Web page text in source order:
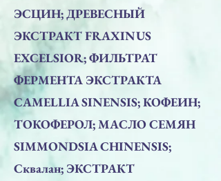
ЭСЦИН; ДРЕВЕСНЫЙ
ЭКСТРАКТ FRAXINUS
EXCELSIOR; ФИЛЬТРАТ
ФЕРМЕНТА ЭКСТРАКТА
CAMELLIA SINENSIS; КОФЕИН;
ТОКОФЕРОЛ; МАСЛО СЕМЯН
SIMMONDSIA CHINENSIS;
Сквалан; ЭКСТРАКТ